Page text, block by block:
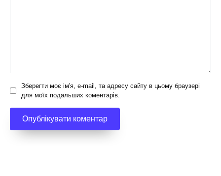
Зберегти моє ім'я, e-mail, та адресу сайту в цьому браузері
для моїх подальших коментарів.